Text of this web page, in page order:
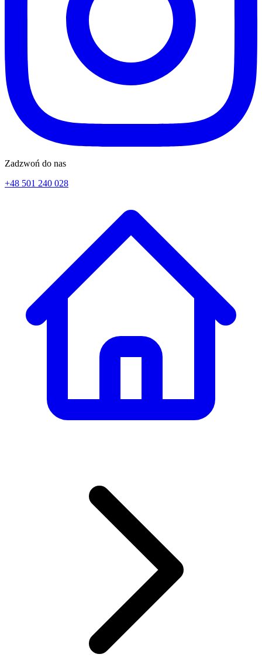
Zadzwoń do nas
+48 501 240 028